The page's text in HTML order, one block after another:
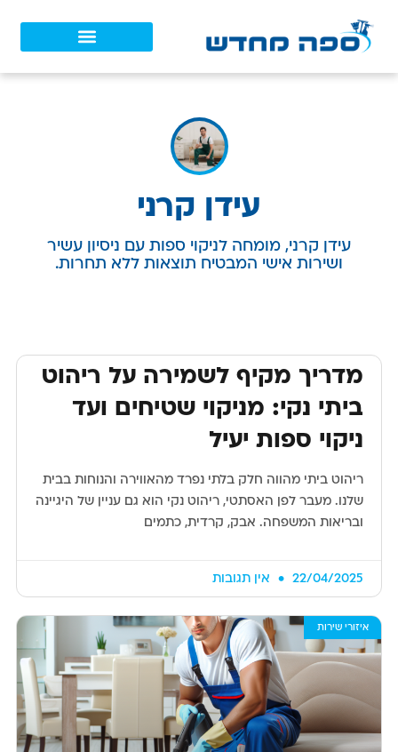
עידן קרני
עידן קרני, מומחה לניקוי ספות עם ניסיון עשיר
ושירות אישי המבטיח תוצאות ללא תחרות.
מדריך מקיף לשמירה על ריהוט
ביתי נקי: מניקוי שטיחים ועד
ניקוי ספות יעיל
ריהוט ביתי מהווה חלק בלתי נפרד מהאווירה והנוחות בבית
שלנו. מעבר לפן האסתטי, ריהוט נקי הוא גם עניין של היגיינה
ובריאות המשפחה. אבק, קרדית, כתמים
22/04/2025 אין תגובות
איזורי שירות